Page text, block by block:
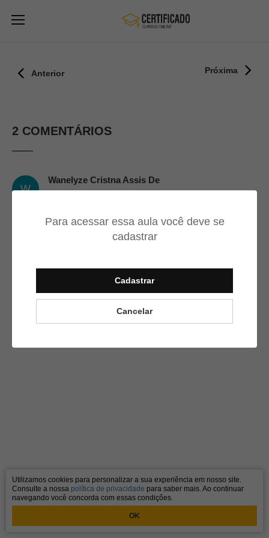
Para acessar essa aula você deve se
cadastrar
Cadastrar
Cancelar
Anterior Próxima
2 COMENTÁRIOS
W
Wanelyze Cristna Assis De
Cintia Weiss Bardola 09/09/2024
muito bom o curso,
Utilizamos cookies para personalizar a sua experiência em nosso site.
Consulte a nossa política de privacidade para saber mais. Ao continuar
navegando você concorda com essas condições.
OK